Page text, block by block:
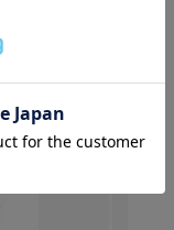
客様
てい